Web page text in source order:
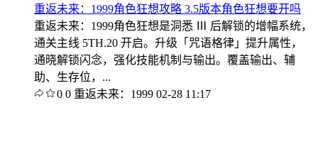
重返未来：1999角色狂想攻略 3.5版本角色狂想要开吗
重返未来：1999角色狂想是洞悉 Ⅲ 后解锁的增幅系统，
通关主线 5TH.20 开启。升级「咒语格律」提升属性，
通晓解锁闪念，强化技能机制与输出。覆盖输出、辅
助、生存位，...
0 0 重返未来：1999 02-28 11:17